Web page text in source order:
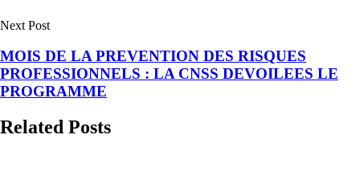
Next Post
MOIS DE LA PREVENTION DES RISQUES
PROFESSIONNELS : LA CNSS DEVOILEES LE
PROGRAMME
Related Posts